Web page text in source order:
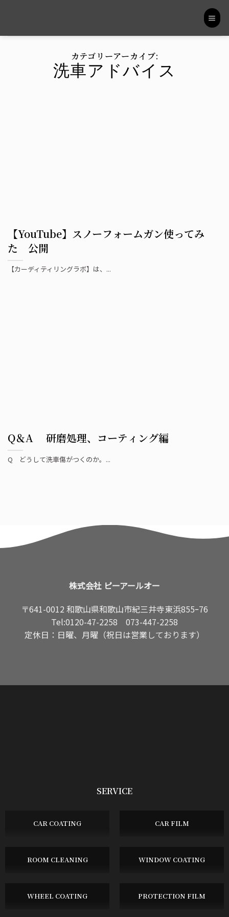
カテゴリーアーカイブ:
洗車アドバイス
【YouTube】スノーフォームガン使ってみ
た 公開
【カーディティリングラボ】は、...
Q＆A 研磨処理、コーティング編
Q どうして洗車傷がつくのか。...
株式会社 ピーアールオー
〒641-0012 和歌山県和歌山市紀三井寺東浜855ｰ76
Tel:0120-47-2258
073-447-2258
定休日：日曜、月曜（祝日は営業しております）
SERVICE
CAR COATING CAR FILM
ROOM CLEANING WINDOW COATING
WHEEL COATING PROTECTION FILM